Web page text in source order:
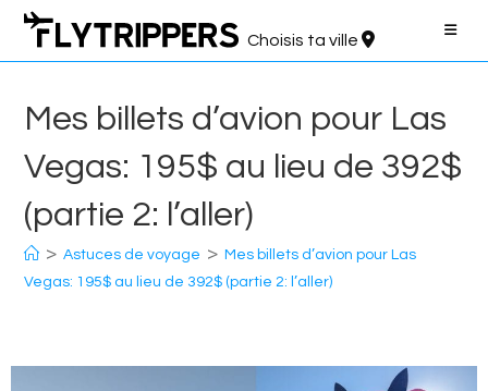
Aller
contenu
Choisis ta ville
Mes billets d’avion pour Las
Vegas: 195$ au lieu de 392$
(partie 2: l’aller)
> Astuces de voyage > Mes billets d’avion pour Las
Vegas: 195$ au lieu de 392$ (partie 2: l’aller)